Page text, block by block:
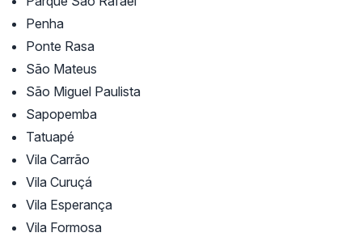
Penha
Ponte Rasa
São Mateus
São Miguel Paulista
Sapopemba
Tatuapé
Vila Carrão
Vila Curuçá
Vila Esperança
Vila Formosa